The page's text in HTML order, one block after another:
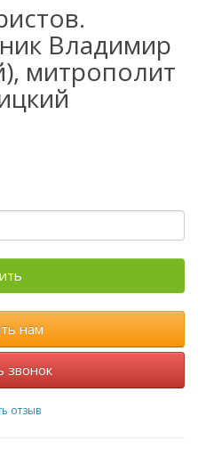
Владимир
митрополит
нам
звонок
отзыв